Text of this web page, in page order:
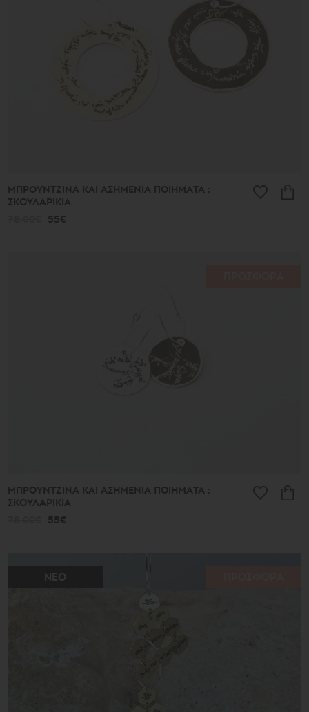
ΜΠΡΟΥΝΤΖΙΝΑ ΚΑΙ ΑΣΗΜΕΝΙΑ ΠΟΙΗΜΑΤΑ :
ΣΚΟΥΛΑΡΙΚΙΑ
55€
ΜΠΡΟΥΝΤΖΙΝΑ ΚΑΙ ΑΣΗΜΕΝΙΑ ΠΟΙΗΜΑΤΑ :
ΣΚΟΥΛΑΡΙΚΙΑ
55€
ΝΕΟ